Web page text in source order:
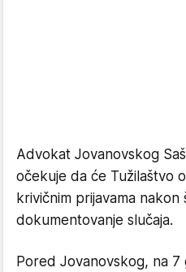
Advokat Jovanovskog
očekuje da će Tužilaštvo
krivičnim prijavama
dokumentovanje slučaja.
Pored Jovanovskog, na